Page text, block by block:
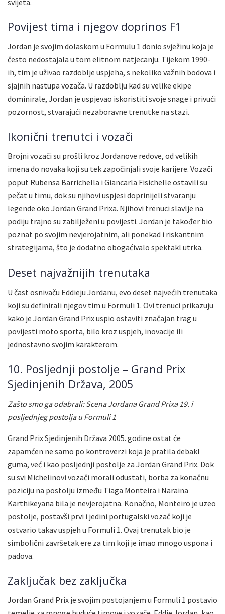
Povijest tima i njegov doprinos F1
Jordan je svojim dolaskom u Formulu 1 donio svježinu koja je
često nedostajala u tom elitnom natjecanju. Tijekom 1990-
ih, tim je uživao razdoblje uspjeha, s nekoliko važnih bodova i
sjajnih nastupa vozača. U razdoblju kad su velike ekipe
dominirale, Jordan je uspjevao iskoristiti svoje snage i privući
pozornost, stvarajući nezaboravne trenutke na stazi.
Ikonični trenutci i vozači
Brojni vozači su prošli kroz Jordanove redove, od velikih
imena do novaka koji su tek započinjali svoje karijere. Vozači
poput Rubensa Barrichella i Giancarla Fisichelle ostavili su
pečat u timu, dok su njihovi uspjesi doprinijeli stvaranju
legende oko Jordan Grand Prixa. Njihovi trenuci slavlje na
podiju trajno su zabilježeni u povijesti. Jordan je također bio
poznat po svojim nevjerojatnim, ali ponekad i riskantnim
strategijama, što je dodatno obogaćivalo spektakl utrka.
Deset najvažnijih trenutaka
U čast osnivaču Eddieju Jordanu, evo deset najvećih trenutaka
koji su definirali njegov tim u Formuli 1. Ovi trenuci prikazuju
kako je Jordan Grand Prix uspio ostaviti značajan trag u
povijesti moto sporta, bilo kroz uspjeh, inovacije ili
jednostavno svojim karakterom.
10. Posljednji postolje – Grand Prix
Sjedinjenih Država, 2005
Zašto smo ga odabrali: Scena Jordana Grand Prixa 19. i
posljednjeg postolja u Formuli 1
Grand Prix Sjedinjenih Država 2005. godine ostat će
zapamćen ne samo po kontroverzi koja je pratila debakl
guma, već i kao posljednji postolje za Jordan Grand Prix. Dok
su svi Michelinovi vozači morali odustati, borba za konačnu
poziciju na postolju između Tiaga Monteira i Naraina
Karthikeyana bila je nevjerojatna. Konačno, Monteiro je uzeo
postolje, postavši prvi i jedini portugalski vozač koji je
ostvario takav uspjeh u Formuli 1. Ovaj trenutak bio je
simbolični završetak ere za tim koji je imao mnogo uspona i
padova.
Zaključak bez zaključka
Jordan Grand Prix je svojim postojanjem u Formuli 1 postavio